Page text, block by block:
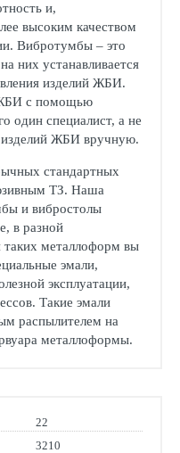
и,
высоким качеством
Вибротумбы – это
них устанавливается
изделий ЖБИ.
с помощью
один специалист, а не
изделий ЖБИ вручную.
стандартных
ТЗ. Наша
и вибростолы
в разной
таких металлоформ вы
эмали,
эксплуатации,
Такие эмали
распылителем на
металлоформы.
22
3210